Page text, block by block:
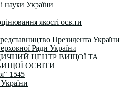
науки України
якості освіти
Президента України
Ради України
ЦЕНТР ВИЩОЇ ТА
ОСВІТИ
1545